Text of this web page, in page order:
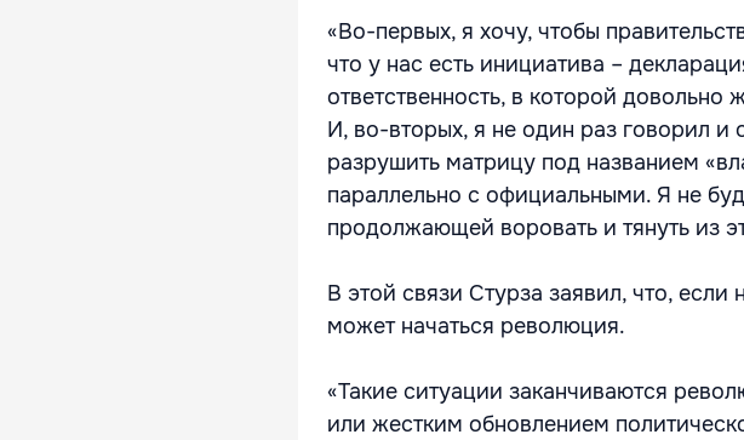
«Во-первых, я хочу, чтобы
что у нас есть инициатива –
ответственность, в которой
И, во-вторых, я не один раз говорил
разрушить матрицу под названием
параллельно с официальными. Я не
продолжающей воровать и тянуть из
В этой связи Стурза заявил, что, если
может начаться революция.
«Такие ситуации заканчиваются
или жестким обновлением